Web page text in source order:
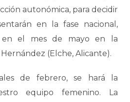
autonómica, para decidir
en la fase nacional,
en el mes de mayo en la
(Elche, Alicante).
de febrero, se hará la
equipo femenino. La